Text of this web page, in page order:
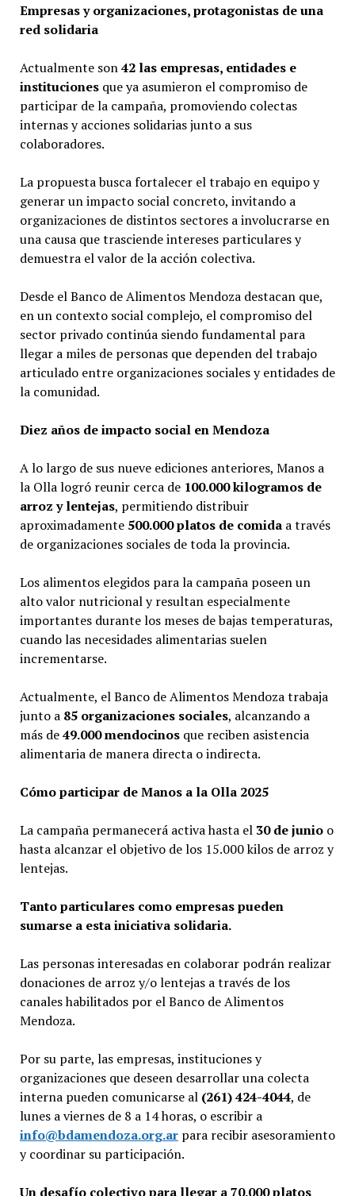
Empresas y organizaciones, protagonistas de una
red solidaria
Actualmente son42 las empresas, entidades e
institucionesque ya asumieron el compromiso de
participar de la campaña, promoviendo colectas
internas y acciones solidarias junto a sus
colaboradores.
La propuesta busca fortalecer el trabajo en equipo y
generar un impacto social concreto, invitando a
organizaciones de distintos sectores a involucrarse en
una causa que trasciende intereses particulares y
demuestra el valor de la acción colectiva.
Desde el Banco de Alimentos Mendoza destacan que,
en un contexto social complejo, el compromiso del
sector privado continúa siendo fundamental para
llegar a miles de personas que dependen del trabajo
articulado entre organizaciones sociales y entidades de
la comunidad.
Diez años de impacto social en Mendoza
A lo largo de sus nueve ediciones anteriores, Manos a
la Olla logró reunir cerca de 100.000 kilogramos de
arroz y lentejas, permitiendo distribuir
aproximadamente 500.000 platos de comidaa través
de organizaciones sociales de toda la provincia.
Los alimentos elegidos para la campaña poseen un
alto valor nutricional y resultan especialmente
importantes durante los meses de bajas temperaturas,
cuando las necesidades alimentarias suelen
incrementarse.
Actualmente, el Banco de Alimentos Mendoza trabaja
junto a 85 organizaciones sociales, alcanzando a
más de49.000 mendocinosque reciben asistencia
alimentaria de manera directa o indirecta.
Cómo participar de Manos a la Olla 2025
La campaña permanecerá activa hasta el 30 de junioo
hasta alcanzar el objetivo de los 15.000 kilos de arroz y
lentejas.
Tanto particulares como empresas pueden
sumarse a esta iniciativa solidaria.
Las personas interesadas en colaborar podrán realizar
donaciones de arroz y/o lentejas a través de los
canales habilitados por el Banco de Alimentos
Mendoza.
Por su parte, las empresas, instituciones y
organizaciones que deseen desarrollar una colecta
interna pueden comunicarse al (261) 424-4044, de
lunes a viernes de 8 a 14 horas, o escribir a
info@bdamendoza.org.arpara recibir asesoramiento
y coordinar su participación.
Un desafío colectivo para llegar a 70.000 platos